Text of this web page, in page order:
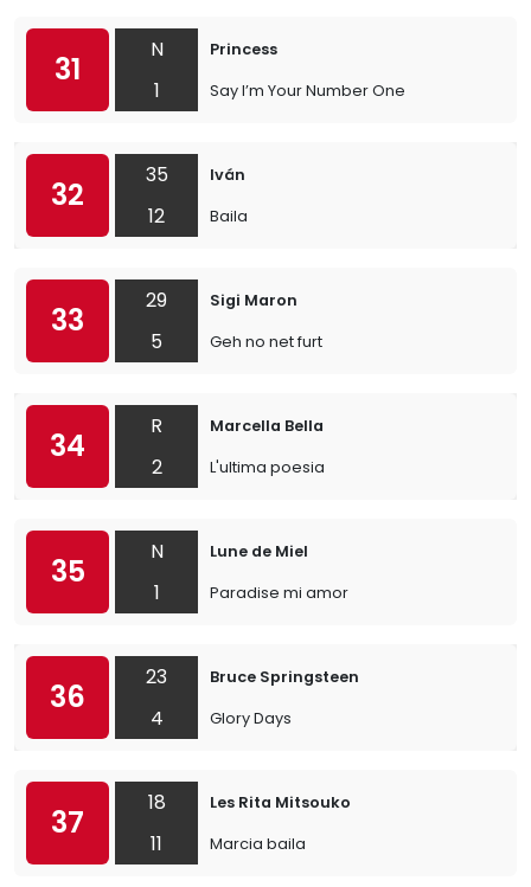
31
N
1
Princess
Say I’m Your Number One
32
35
12
Iván
Baila
33
29
5
Sigi Maron
Geh no net furt
34
R
2
Marcella Bella
L'ultima poesia
35
N
1
Lune de Miel
Paradise mi amor
36
23
4
Bruce Springsteen
Glory Days
37
18
11
Les Rita Mitsouko
Marcia baila